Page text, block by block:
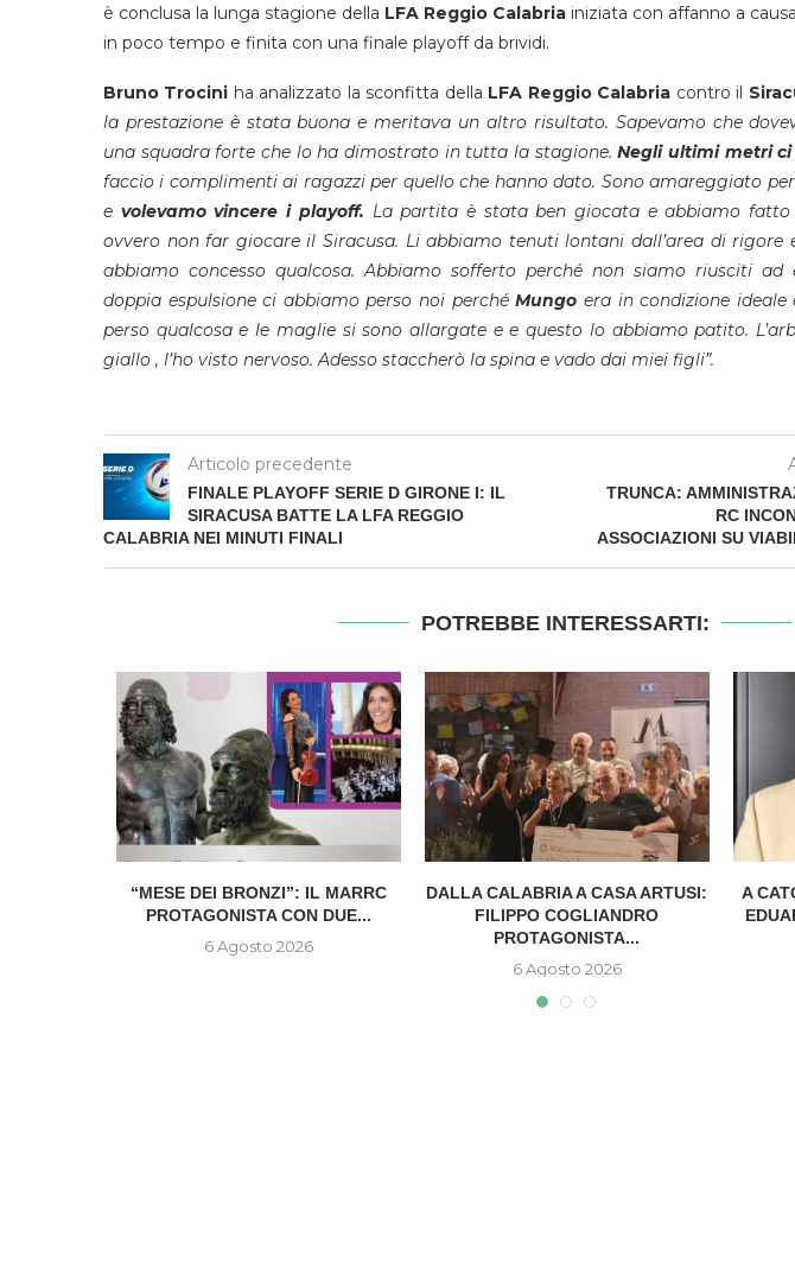
è conclusa la lunga stagione della LFA Reggio Calabria iniziata con affanno a
in poco tempo e finita con una finale playoff da brividi.
Bruno Trocini ha analizzato la sconfitta della LFA Reggio Calabria contro il
la prestazione è stata buona e meritava un altro risultato. Sapevamo che
una squadra forte che lo ha dimostrato in tutta la stagione.Negli ultimi metri
faccio i complimenti ai ragazzi per quello che hanno dato. Sono amareggiato
e volevamo vincere i playoff. La partita è stata ben giocata e abbiamo fatto
ovvero non far giocare il Siracusa. Li abbiamo tenuti lontani dall’area di rigore
abbiamo concesso qualcosa. Abbiamo sofferto perché non siamo riusciti ad
doppia espulsione ci abbiamo perso noi perchéMungo era in condizione
perso qualcosa e le maglie si sono allargate e e questo lo abbiamo patito.
giallo , l’ho visto nervoso. Adesso staccherò la spina e vado dai miei figli”.
Articolo precedente
FINALE PLAYOFF SERIE D GIRONE I: IL
SIRACUSA BATTE LA LFA REGGIO
CALABRIA NEI MINUTI FINALI
TRUNCA:
RC
ASSOCIAZIONI SU
POTREBBE INTERESSARTI:
“MESE DEI BRONZI”: IL MARRC
PROTAGONISTA CON DUE...
6 Agosto 2026
DALLA CALABRIA A CASA ARTUSI:
FILIPPO COGLIANDRO
PROTAGONISTA...
6 Agosto 2026
A